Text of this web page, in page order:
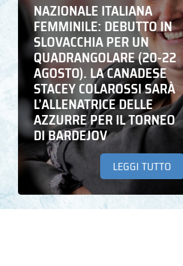
NAZIONALE ITALIANA
FEMMINILE: DEBUTTO IN
SLOVACCHIA PER UN
QUADRANGOLARE (20-22
AGOSTO). LA CANADESE
STACEY COLAROSSI SARÀ
L’ALLENATRICE DELLE
AZZURRE PER IL TORNEO
DI BARDEJOV
LEGGI TUTTO